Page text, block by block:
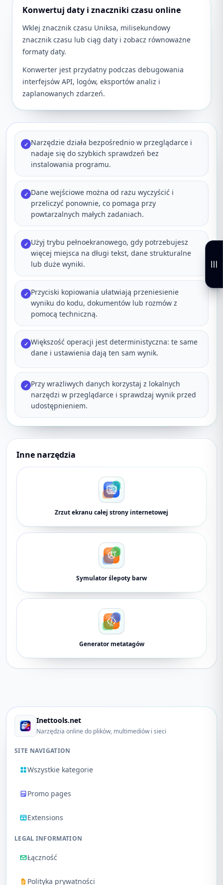
Konwertuj daty i znaczniki czasu online
Wklej znacznik czasu Uniksa, milisekundowy
znacznik czasu lub ciąg daty i zobacz równoważne
formaty daty.
Konwerter jest przydatny podczas debugowania
interfejsów API, logów, eksportów analiz i
zaplanowanych zdarzeń.
✓ Narzędzie działa bezpośrednio w przeglądarce i
nadaje się do szybkich sprawdzeń bez
instalowania programu.
✓ Dane wejściowe można od razu wyczyścić i
przeliczyć ponownie, co pomaga przy
powtarzalnych małych zadaniach.
✓ Użyj trybu pełnoekranowego, gdy potrzebujesz
więcej miejsca na długi tekst, dane strukturalne
lub duże wyniki.
✓ Przyciski kopiowania ułatwiają przeniesienie
wyniku do kodu, dokumentów lub rozmów z
pomocą techniczną.
✓ Większość operacji jest deterministyczna: te same
dane i ustawienia dają ten sam wynik.
✓ Przy wrażliwych danych korzystaj z lokalnych
narzędzi w przeglądarce i sprawdzaj wynik przed
udostępnieniem.
Inne narzędzia
Zrzut ekranu całej strony internetowej
Symulator ślepoty barw
Generator metatagów
Inettools.net
Narzędzia online do plików, multimediów i sieci
SITE NAVIGATION
Wszystkie kategorie
Promo pages
Extensions
LEGAL INFORMATION
Łączność
Polityka prywatności